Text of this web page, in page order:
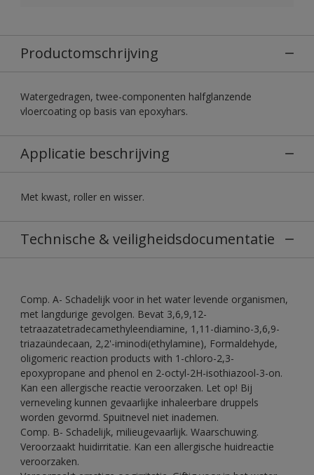
Productomschrijving
Watergedragen, twee-componenten halfglanzende
vloercoating op basis van epoxyhars.
Applicatie beschrijving
Met kwast, roller en wisser.
Technische & veiligheidsdocumentatie
Comp. A- Schadelijk voor in het water levende organismen,
met langdurige gevolgen. Bevat 3,6,9,12-
tetraazatetradecamethyleendiamine, 1,11-diamino-3,6,9-
triazaündecaan, 2,2'-iminodi(ethylamine), Formaldehyde,
oligomeric reaction products with 1-chloro-2,3-
epoxypropane and phenol en 2-octyl-2H-isothiazool-3-on.
Kan een allergische reactie veroorzaken. Let op! Bij
verneveling kunnen gevaarlijke inhaleerbare druppels
worden gevormd. Spuitnevel niet inademen.
Comp. B- Schadelijk, milieugevaarlijk. Waarschuwing.
Veroorzaakt huidirritatie. Kan een allergische huidreactie
veroorzaken.